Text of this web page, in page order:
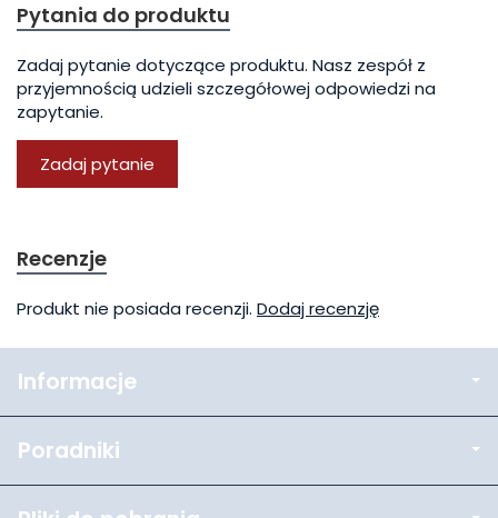
Pytania do produktu
Zadaj pytanie dotyczące produktu. Nasz zespół z
przyjemnością udzieli szczegółowej odpowiedzi na
zapytanie.
Zadaj pytanie
Recenzje
Produkt nie posiada recenzji. Dodaj recenzję
Informacje
Poradniki